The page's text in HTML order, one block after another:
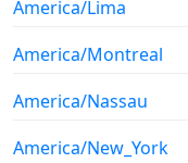
America/Lima
America/Montreal
America/Nassau
America/New_York